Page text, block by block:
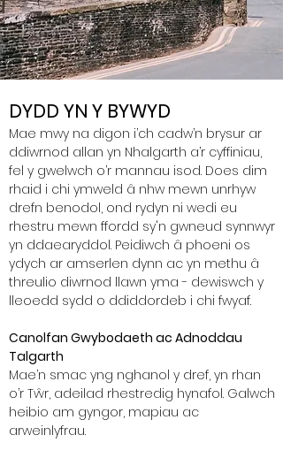
DYDD YN Y BYWYD
Mae mwy na digon i’ch cadw’n brysur ar
ddiwrnod allan yn Nhalgarth a’r cyffiniau,
fel y gwelwch o’r mannau isod. Does dim
rhaid i chi ymweld â nhw mewn unrhyw
drefn benodol, ond rydyn ni wedi eu
rhestru mewn ffordd sy'n gwneud synnwyr
yn ddaearyddol. Peidiwch â phoeni os
ydych ar amserlen dynn ac yn methu â
threulio diwrnod llawn yma - dewiswch y
lleoedd sydd o ddiddordeb i chi fwyaf.
Canolfan Gwybodaeth ac Adnoddau
Talgarth
Mae’n smac yng nghanol y dref, yn rhan
o’r Tŵr, adeilad rhestredig hynafol. Galwch
heibio am gyngor, mapiau ac
arweinlyfrau.